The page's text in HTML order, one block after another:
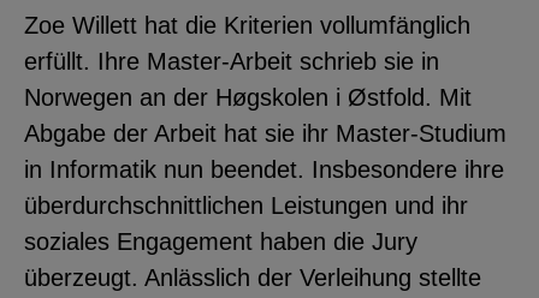
Zoe Willett hat die Kriterien vollumfänglich
erfüllt. Ihre Master-Arbeit schrieb sie in
Norwegen an der Høgskolen i Østfold. Mit
Abgabe der Arbeit hat sie ihr Master-Studium
in Informatik nun beendet. Insbesondere ihre
überdurchschnittlichen Leistungen und ihr
soziales Engagement haben die Jury
überzeugt. Anlässlich der Verleihung stellte
Stellenanzeigen.
YouTube
ChatBot